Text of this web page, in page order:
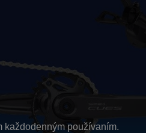
každodenným používaním.